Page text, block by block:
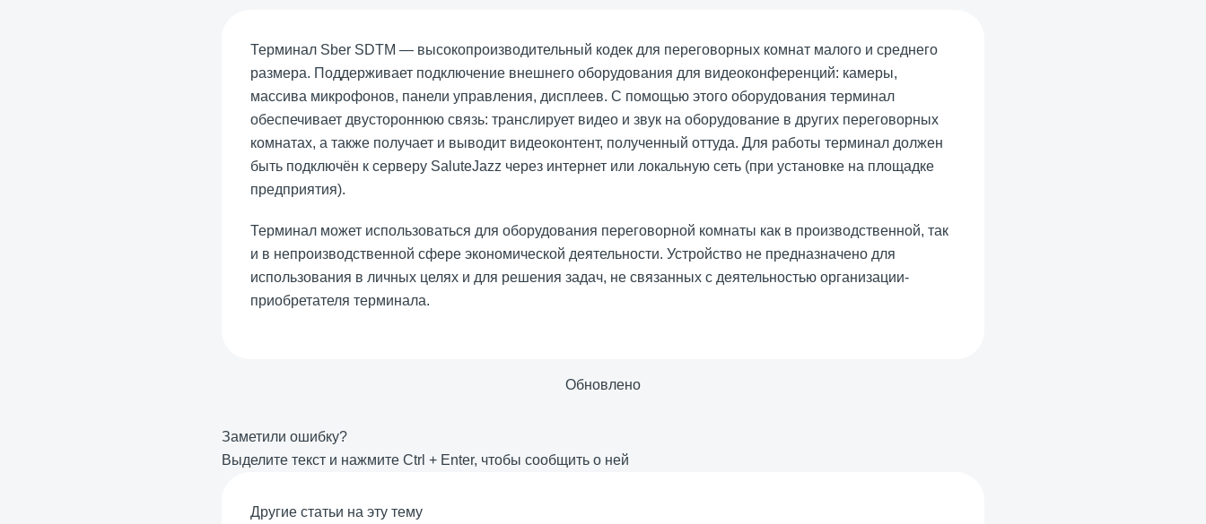
Терминал Sber SDTM — высокопроизводительный кодек для переговорных комнат малого и среднего
размера. Поддерживает подключение внешнего оборудования для видеоконференций: камеры,
массива микрофонов, панели управления, дисплеев. С помощью этого оборудования терминал
обеспечивает двустороннюю связь: транслирует видео и звук на оборудование в других переговорных
комнатах, а также получает и выводит видеоконтент, полученный оттуда. Для работы терминал должен
быть подключён к серверу SaluteJazz через интернет или локальную сеть (при установке на площадке
предприятия).
Терминал может использоваться для оборудования переговорной комнаты как в производственной, так
и в непроизводственной сфере экономической деятельности. Устройство не предназначено для
использования в личных целях и для решения задач, не связанных с деятельностью организации-
приобретателя терминала.
Обновлено
Заметили ошибку?
Выделите текст и нажмите Ctrl + Enter, чтобы сообщить о ней
Другие статьи на эту тему